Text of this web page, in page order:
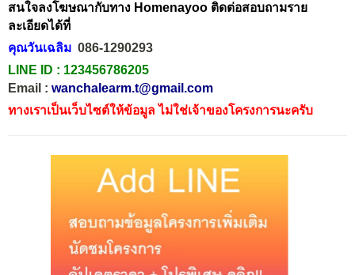
สนใจลงโฆษณากับทาง Homenayoo ติดต่อสอบถามราย
ละเอียดได้ที่
คุณวันเฉลิม 086-1290293
LINE ID : 123456786205
Email : wanchalearm.t@gmail.com
ทางเราเป็นเว็บไซต์ให้ข้อมูล ไม่ใช่เจ้าของโครงการนะครับ